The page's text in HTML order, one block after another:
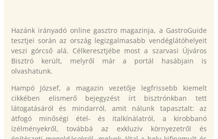
Hazánk irányadó online gasztro magazinja, a GastroGuide
tesztjei során az ország legizgalmasabb vendéglátóhelyeit
veszi górcső alá. Célkeresztjébe most a szarvasi Újváros
Bisztró került, melyről már a portál hasábjain is
olvashatunk.
Hampó József, a magazin vezetője legfrissebb kiemelt
cikkében elismerő bejegyzést írt bisztrónkban tett
látogatásáról és mindarról, amit nálunk tapasztalt: az
átfogó minőségi étel- és italkínálatról, a kirobbanó
ízélményekről, továbbá az exkluzív környezetről és